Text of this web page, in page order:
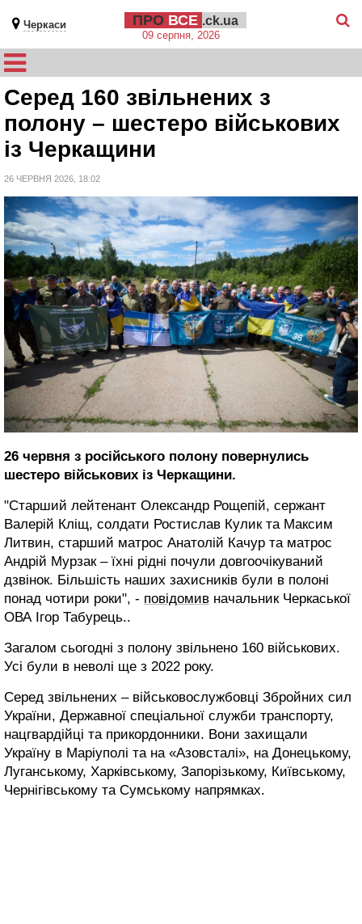
Черкаси ПРО ВСЕ .ck.ua
09 серпня, 2026
Серед 160 звільнених з
полону – шестеро військових
із Черкащини
26 ЧЕРВНЯ 2026, 18:02
26 червня з російського полону повернулись
шестеро військових із Черкащини.
"Старший лейтенант Олександр Рощепій, сержант
Валерій Кліщ, солдати Ростислав Кулик та Максим
Литвин, старший матрос Анатолій Качур та матрос
Андрій Мурзак – їхні рідні почули довгоочікуваний
дзвінок. Більшість наших захисників були в полоні
понад чотири роки", - повідомив начальник Черкаської
ОВА Ігор Табурець..
Загалом сьогодні з полону звільнено 160 військових.
Усі були в неволі ще з 2022 року.
Серед звільнених – військовослужбовці Збройних сил
України, Державної спеціальної служби транспорту,
нацгвардійці та прикордонники. Вони захищали
Україну в Маріуполі та на «Азовсталі», на Донецькому,
Луганському, Харківському, Запорізькому, Київському,
Чернігівському та Сумському напрямках.